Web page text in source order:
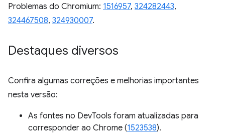
Problemas do Chromium: 1516957, 324282443,
324467508, 324930007.
Destaques diversos
Confira algumas correções e melhorias importantes
nesta versão:
As fontes no DevTools foram atualizadas para
corresponder ao Chrome (1523538).